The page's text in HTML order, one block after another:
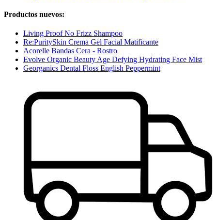
Productos nuevos:
Living Proof No Frizz Shampoo
Re:PuritySkin Crema Gel Facial Matificante
Acorelle Bandas Cera - Rostro
Evolve Organic Beauty Age Defying Hydrating Face Mist
Georganics Dental Floss English Peppermint